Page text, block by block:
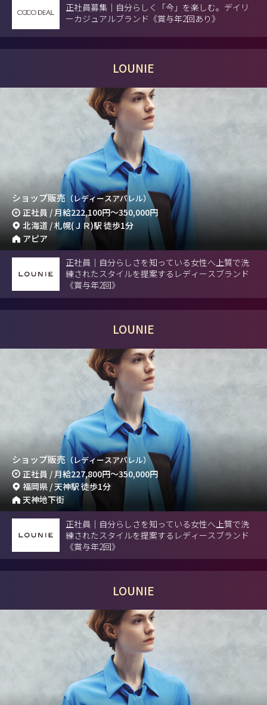
正社員募集｜自分らしく「今」を楽しむ。デイリ
ーカジュアルブランド《賞与年2回あり》
LOUNIE
ショップ販売 （レディースアパレル）
正社員 / 月給222,100円～350,000円
北海道 / 札幌(ＪＲ)駅 徒歩1分
アピア
正社員｜自分らしさを知っている女性へ上質で洗
練されたスタイルを提案するレディースブランド
《賞与年2回》
LOUNIE
ショップ販売 （レディースアパレル）
正社員 / 月給227,800円～350,000円
福岡県 / 天神駅 徒歩1分
天神地下街
正社員｜自分らしさを知っている女性へ上質で洗
練されたスタイルを提案するレディースブランド
《賞与年2回》
LOUNIE